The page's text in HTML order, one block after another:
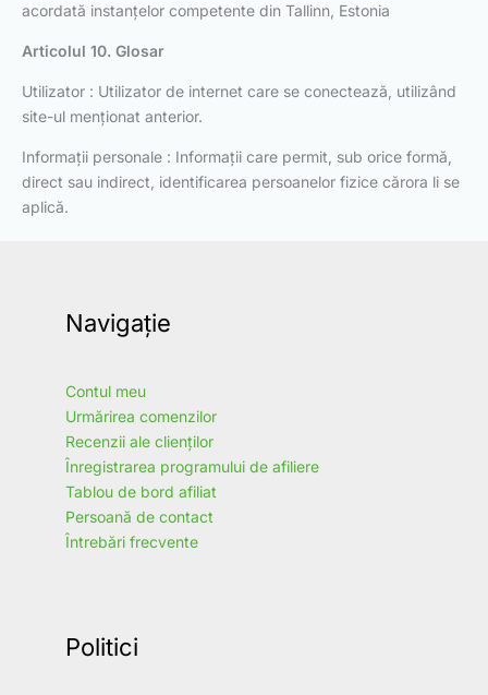
acordată instanțelor competente din Tallinn, Estonia
Articolul 10. Glosar
Utilizator : Utilizator de internet care se conectează, utilizând
site-ul menționat anterior.
Informații personale : Informații care permit, sub orice formă,
direct sau indirect, identificarea persoanelor fizice cărora li se
aplică.
Navigație
Contul meu
Urmărirea comenzilor
Recenzii ale clienților
Înregistrarea programului de afiliere
Tablou de bord afiliat
Persoană de contact
Întrebări frecvente
Politici